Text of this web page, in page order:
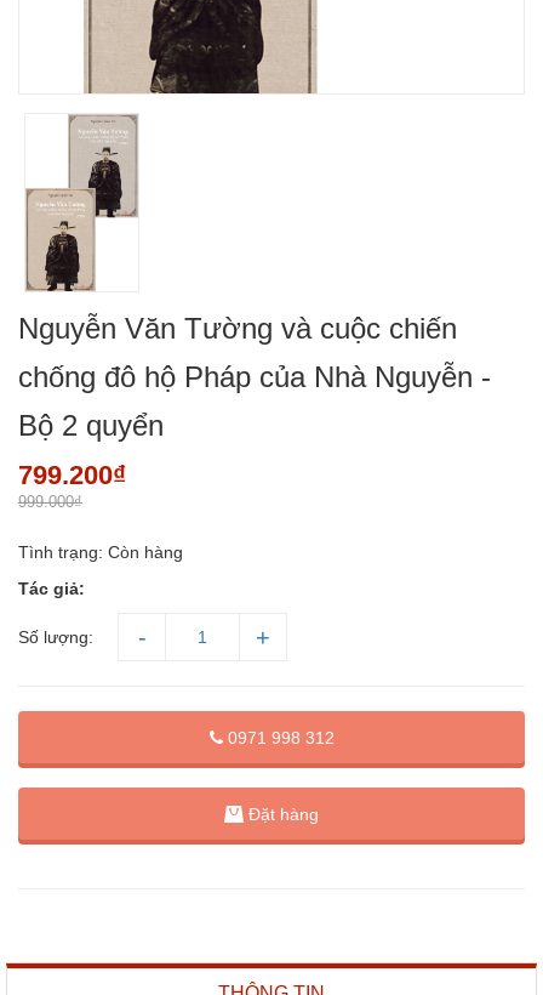
Nguyễn Văn Tường và cuộc chiến
chống đô hộ Pháp của Nhà Nguyễn -
Bộ 2 quyển
799.200₫
999.000₫
Tình trạng: Còn hàng
Tác giả:
Số lượng:
0971 998 312
Đặt hàng